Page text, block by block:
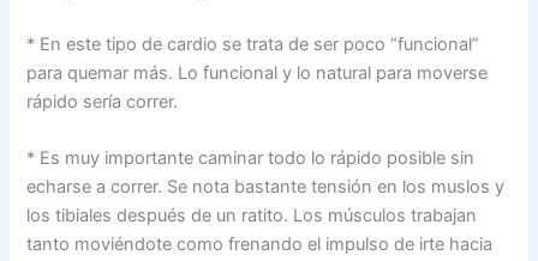
* En este tipo de cardio se trata de ser poco “funcional”
para quemar más. Lo funcional y lo natural para moverse
rápido sería correr.
* Es muy importante caminar todo lo rápido posible sin
echarse a correr. Se nota bastante tensión en los muslos y
los tibiales después de un ratito. Los músculos trabajan
tanto moviéndote como frenando el impulso de irte hacia